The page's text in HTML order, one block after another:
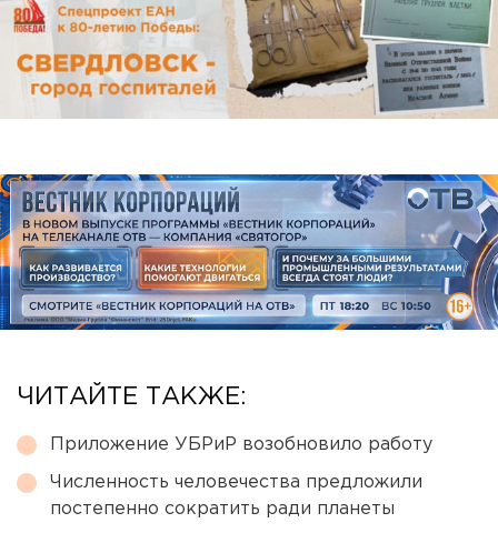
ЧИТАЙТЕ ТАКЖЕ:
Приложение УБРиР возобновило работу
Численность человечества предложили
постепенно сократить ради планеты